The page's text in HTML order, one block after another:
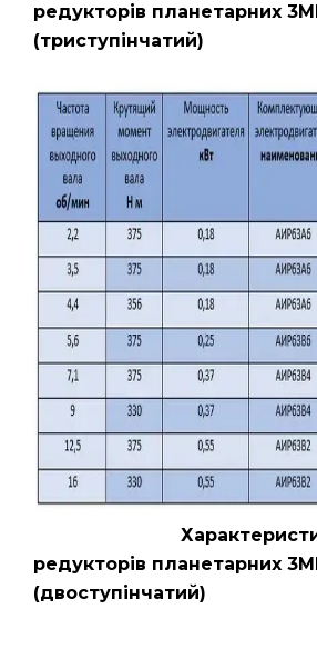
редукторів планетарних
(триступінчатий)
редукторів планетарних
(двоступінчатий)